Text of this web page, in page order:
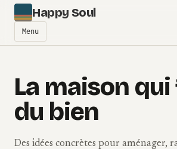
Aller au contenuHappy Soul
Menu
La maison
du bien
Des idées concrètes pour aménager,